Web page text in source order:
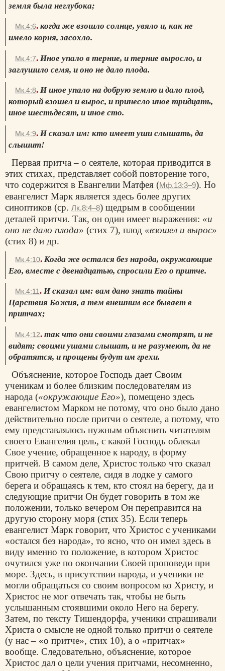
земля была неглубока;
Мк.4:6. когда же взошло солнце, увяло и, как не
имело корня, засохло.
Мк.4:7. Иное упало в терние, и терние выросло, и
заглушило семя, и оно не дало плода.
Мк.4:8. И иное упало на добрую землю и дало плод,
который взошел и вырос, и принесло иное тридцать,
иное шестьдесят, и иное сто.
Мк.4:9. И сказал им: кто имеет уши слышать, да
слышит!
Первая притча – о сеятеле, которая приводится в
этих стихах, представляет собой повторение того,
что содержится в Евангелии Матфея (Мф.13:3–9). Но
евангелист Марк является здесь более других
синоптиков (ср. Лк.8:4–8) щедрым в сообщении
деталей притчи. Так, он один имеет выражения: «и
оно не дало плода» (стих 7), плод «взошел и вырос»
(стих 8) и др.
Мк.4:10. Когда же остался без народа, окружающие
Его, вместе с двенадцатью, спросили Его о притче.
Мк.4:11. И сказал им: вам дано знать тайны
Царствия Божия, а тем внешним все бывает в
притчах;
Мк.4:12. так что они своими глазами смотрят, и не
видят; своими ушами слышат, и не разумеют, да не
обратятся, и прощены будут им грехи.
Объяснение, которое Господь дает Своим
ученикам и более близким последователям из
народа («окружающие Его»), помещено здесь
евангелистом Марком не потому, что оно было дано
действительно после притчи о сеятеле, а потому, что
ему представлялось нужным объяснить читателям
своего Евангелия цель, с какой Господь облекал
Свое учение, обращенное к народу, в форму
притчей. В самом деле, Христос только что сказал
Свою притчу о сеятеле, сидя в лодке у самого
берега и обращаясь к тем, кто стоял на берегу, да и
следующие притчи Он будет говорить в том же
положении, только вечером Он переправится на
другую сторону моря (стих 35). Если теперь
евангелист Марк говорит, что Христос с учениками
«остался без народа», то ясно, что он имел здесь в
виду именно то положение, в котором Христос
очутился уже по окончании Своей проповеди при
море. Здесь, в присутствии народа, и ученики не
могли обращаться со своим вопросом ко Христу, и
Христос не мог отвечать так, чтобы не быть
услышанным стоявшими около Него на берегу.
Затем, по тексту Тишендорфа, ученики спрашивали
Христа о смысле не одной только притчи о сеятеле
(у нас – «о притче», стих 10), а о «притчах»
вообще. Следовательно, объяснение, которое
Христос дал о цели учения притчами, несомненно,